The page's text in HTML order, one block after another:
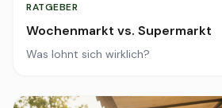
RATGEBER
Wochenmarkt vs. Supermarkt
Was lohnt sich wirklich?